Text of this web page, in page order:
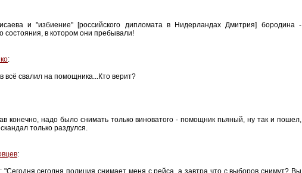
и "избиение" [российского дипломата в Нидерландах Дмитрия] бородина -
состояния, в котором они пребывали!
:
всё свалил на помощника...Кто верит?
конечно, надо было снимать только виноватого - помощник пьяный, ну так и пошел,
только раздулся.
:
"Сегодня сегодня полиция снимает меня с рейса, а завтра что с выборов снимут? Вы